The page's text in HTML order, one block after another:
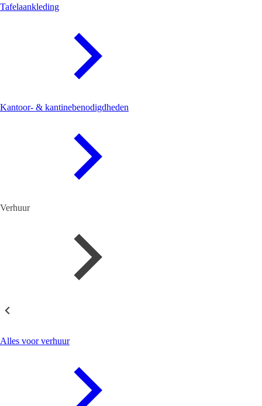
Tafelaankleding
Kantoor- & kantinebenodigdheden
Verhuur
Alles voor verhuur